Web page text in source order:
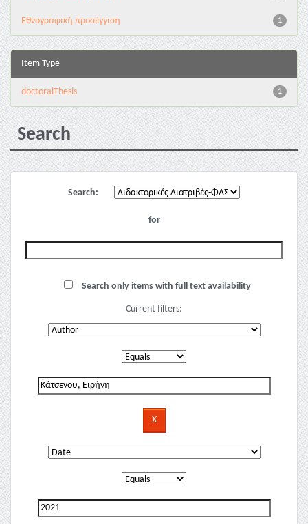
1
Εθνογραφική προσέγγιση
Item Type
1
doctoralThesis
Search
Search:
for
Search only items with full text availability
Current filters: